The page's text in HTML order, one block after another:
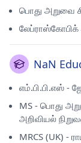
பொது அறுவை
லேப்ராஸ்கோபிக்
NaN
எம்.பி.பி.எஸ் -
MS - பொது
அறிவியல்
MRCS (UK) -